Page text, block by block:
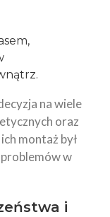
na wiele
oraz
montaż był
w
i